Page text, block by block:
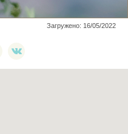
Загружено: 16/05/2022